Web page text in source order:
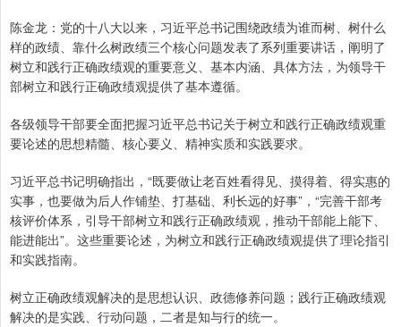
陈金龙：党的十八大以来，习近平总书记围绕政绩为谁而树、树什么
样的政绩、靠什么树政绩三个核心问题发表了系列重要讲话，阐明了
树立和践行正确政绩观的重要意义、基本内涵、具体方法，为领导干
部树立和践行正确政绩观提供了基本遵循。
各级领导干部要全面把握习近平总书记关于树立和践行正确政绩观重
要论述的思想精髓、核心要义、精神实质和实践要求。
习近平总书记明确指出，“既要做让老百姓看得见、摸得着、得实惠的
实事，也要做为后人作铺垫、打基础、利长远的好事”，“完善干部考
核评价体系，引导干部树立和践行正确政绩观，推动干部能上能下、
能进能出”。这些重要论述，为树立和践行正确政绩观提供了理论指引
和实践指南。
树立正确政绩观解决的是思想认识、政德修养问题；践行正确政绩观
解决的是实践、行动问题，二者是知与行的统一。